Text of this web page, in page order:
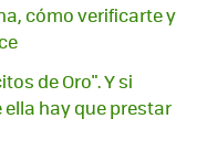
cómo verificarte y
de Oro". Y si
hay que prestar